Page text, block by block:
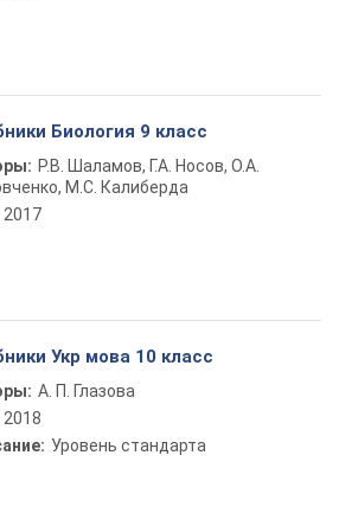
Биология 9 класс
Р.В. Шаламов, Г.А. Носов, О.А.
М.С. Калиберда
2017
Укр мова 10 класс
А. П. Глазова
2018
Уровень стандарта